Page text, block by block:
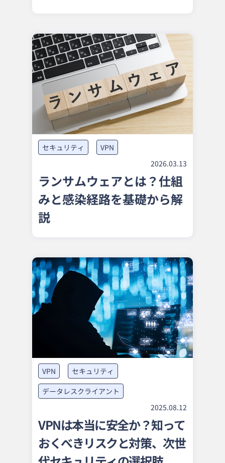
セキュリティ
VPN
2026.03.13
ランサムウェアとは？仕組
みと感染経路を基礎から解
説
VPN
セキュリティ
データレスクライアント
2025.08.12
VPNは本当に安全か？知って
おくべきリスクと対策、次世